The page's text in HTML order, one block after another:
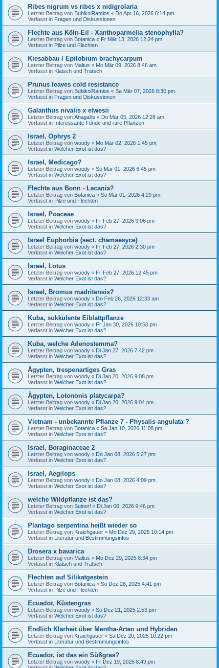
Ribes nigrum vs ribes x nidigrolaria
Letzter Beitrag von BubikolRamios « Do Apr 16, 2026 6:14 pm
Verfasst in Fragen und Diskussionen
Flechte aus Köln-Eil - Xanthoparmelia stenophylla?
Letzter Beitrag von Botanica « Fr Mär 13, 2026 12:24 pm
Verfasst in Pilze und Flechten
Kiesabbau / Epilobium brachycarpum
Letzter Beitrag von Maltus « Mo Mär 09, 2026 8:46 am
Verfasst in Klatsch und Tratsch
Prunus leaves cold resistance
Letzter Beitrag von BubikolRamios « Sa Mär 07, 2026 8:30 pm
Verfasst in Fragen und Diskussionen
Galanthus nivalis x elwesii
Letzter Beitrag von Anagallis « Do Mär 05, 2026 12:28 am
Verfasst in Interessante Funde und rare Pflanzen
Israel, Ophrys 2
Letzter Beitrag von woody « Mo Mär 02, 2026 1:45 pm
Verfasst in Welcher Exot ist das?
Israel, Medicago?
Letzter Beitrag von woody « So Mär 01, 2026 6:45 pm
Verfasst in Welcher Exot ist das?
Flechte aus Bonn - Lecania?
Letzter Beitrag von Botanica « So Mär 01, 2026 4:29 pm
Verfasst in Pilze und Flechten
Israel, Poaceae
Letzter Beitrag von woody « Fr Feb 27, 2026 9:06 pm
Verfasst in Welcher Exot ist das?
Israel Euphorbia (sect. chamaesyce)
Letzter Beitrag von woody « Fr Feb 27, 2026 2:30 pm
Verfasst in Welcher Exot ist das?
Israel, Lotus
Letzter Beitrag von woody « Fr Feb 27, 2026 12:45 pm
Verfasst in Welcher Exot ist das?
Israel, Bromus madritensis?
Letzter Beitrag von woody « Do Feb 26, 2026 12:33 am
Verfasst in Welcher Exot ist das?
Kuba, sukkulente Eiblattpflanze
Letzter Beitrag von woody « Fr Jan 30, 2026 10:58 pm
Verfasst in Welcher Exot ist das?
Kuba, welche Adenostemma?
Letzter Beitrag von woody « Di Jan 27, 2026 7:42 pm
Verfasst in Welcher Exot ist das?
Ägypten, trespenartiges Gras
Letzter Beitrag von woody « Di Jan 20, 2026 9:08 pm
Verfasst in Welcher Exot ist das?
Ägypten, Lotononis platycarpa?
Letzter Beitrag von woody « Di Jan 20, 2026 9:04 pm
Verfasst in Welcher Exot ist das?
Vietnam - unbekannte Pflanze 7 - Physalis angulata ?
Letzter Beitrag von Botanica « Sa Jan 10, 2026 11:08 pm
Verfasst in Welcher Exot ist das?
Israel, Boraginaceae 2
Letzter Beitrag von woody « Do Jan 08, 2026 5:27 pm
Verfasst in Welcher Exot ist das?
Israel, Aegilops
Letzter Beitrag von woody « Do Jan 08, 2026 4:09 pm
Verfasst in Welcher Exot ist das?
welche Wildpflanze ist das?
Letzter Beitrag von Suinorf « Di Jan 06, 2026 9:46 pm
Verfasst in Welcher Exot ist das?
Plantago serpentina heißt wieder so
Letzter Beitrag von Kraichgauer « Mo Dez 29, 2025 10:14 pm
Verfasst in Literatur und Bestimmungsinfos
Drosera x bavarica
Letzter Beitrag von Maltus « Mo Dez 29, 2025 8:34 pm
Verfasst in Klatsch und Tratsch
Flechten auf Silikatgestein
Letzter Beitrag von Botanica « So Dez 28, 2025 4:41 pm
Verfasst in Pilze und Flechten
Ecuador, Küstengras
Letzter Beitrag von woody « So Dez 21, 2025 2:53 pm
Verfasst in Welcher Exot ist das?
Endlich Klarheit über Mentha-Arten und Hybriden
Letzter Beitrag von Kraichgauer « Sa Dez 20, 2025 10:22 pm
Verfasst in Literatur und Bestimmungsinfos
Ecuador, ist das ein Süßgras?
Letzter Beitrag von woody « Fr Dez 19, 2025 8:49 pm